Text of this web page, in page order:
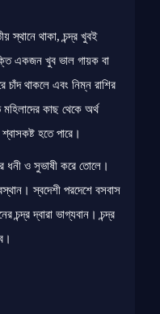
স্থানে থাকা, চন্দ্র খুবই
একজন খুব ভাল গায়ক বা
থাকলে এবং নিম্ন রাশির
কাছ থেকে অর্থ
হতে পারে।
ধনী ও সুভাষী করে তোলে।
স্বদেশী পরদেশে বসবাস
চন্দ্র দ্বারা ভাগ্যবান। চন্দ্র